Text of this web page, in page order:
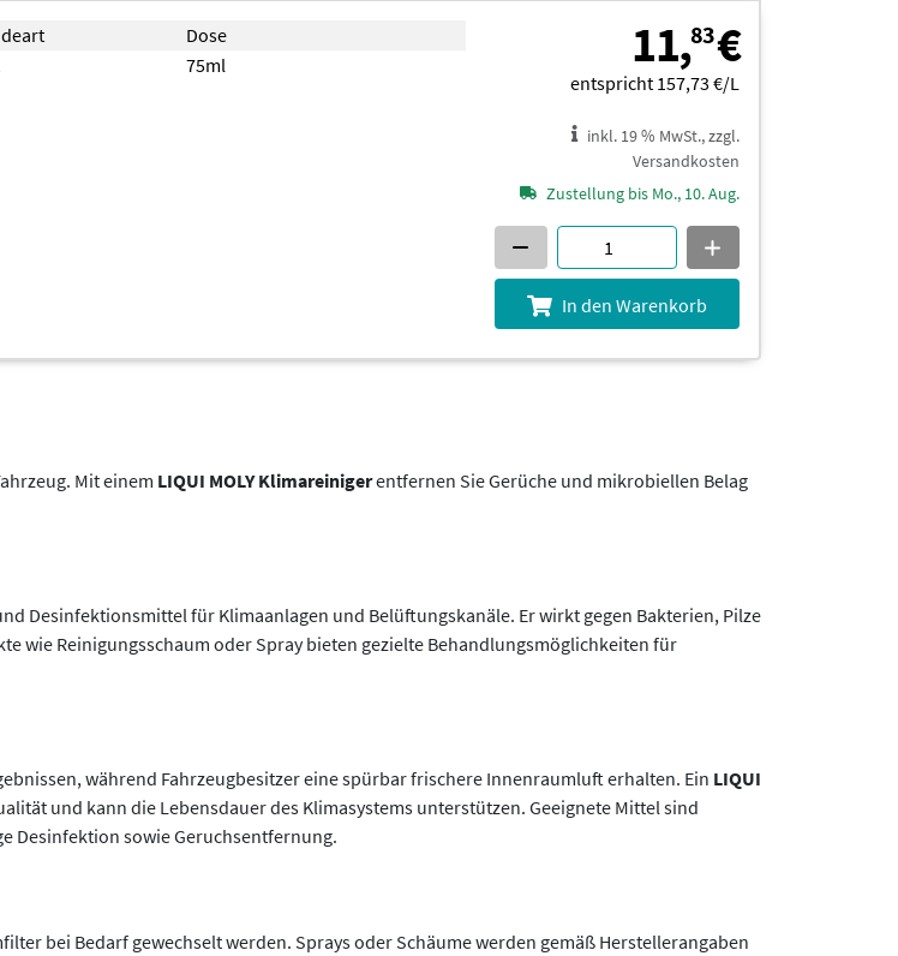
Dose
75ml 11,83€11,83 €
entspricht 157,73 €/L
inkl. 19 % MwSt., zzgl.
Versandkosten
Zustellung bis Mo., 10. Aug.
In den Warenkorb
Mit einem LIQUI MOLY Klimareinigerentfernen Sie Gerüche und mikrobiellen Belag
Desinfektionsmittel für Klimaanlagen und Belüftungskanäle. Er wirkt gegen Bakterien, Pilze
wie Reinigungsschaum oder Spray bieten gezielte Behandlungsmöglichkeiten für
während Fahrzeugbesitzer eine spürbar frischere Innenraumluft erhalten. Ein LIQUI
und kann die Lebensdauer des Klimasystems unterstützen. Geeignete Mittel sind
Desinfektion sowie Geruchsentfernung.
bei Bedarf gewechselt werden. Sprays oder Schäume werden gemäß Herstellerangaben